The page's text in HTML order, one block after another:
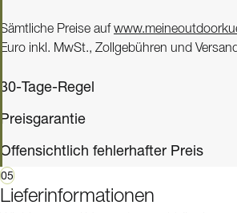
Sämtliche Preise auf
Euro inkl. MwSt., Zollgebühren und
30-Tage-Regel
Preisgarantie
Offensichtlich fehlerhafter Preis
05
Lieferinformationen